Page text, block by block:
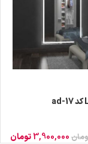
3,900,000تومان